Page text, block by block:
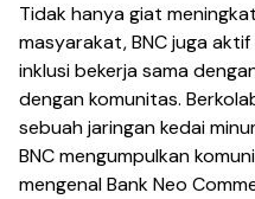
Tidak hanya giat
masyarakat, BNC juga
inklusi bekerja sama
dengan komunitas.
sebuah jaringan kedai
BNC mengumpulkan
mengenal Bank Neo